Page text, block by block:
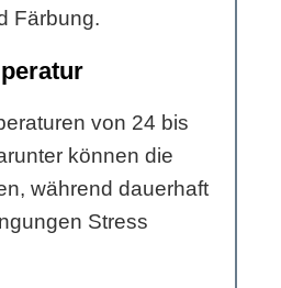
Färbung.
von 24 bis
können die
während dauerhaft
Stress